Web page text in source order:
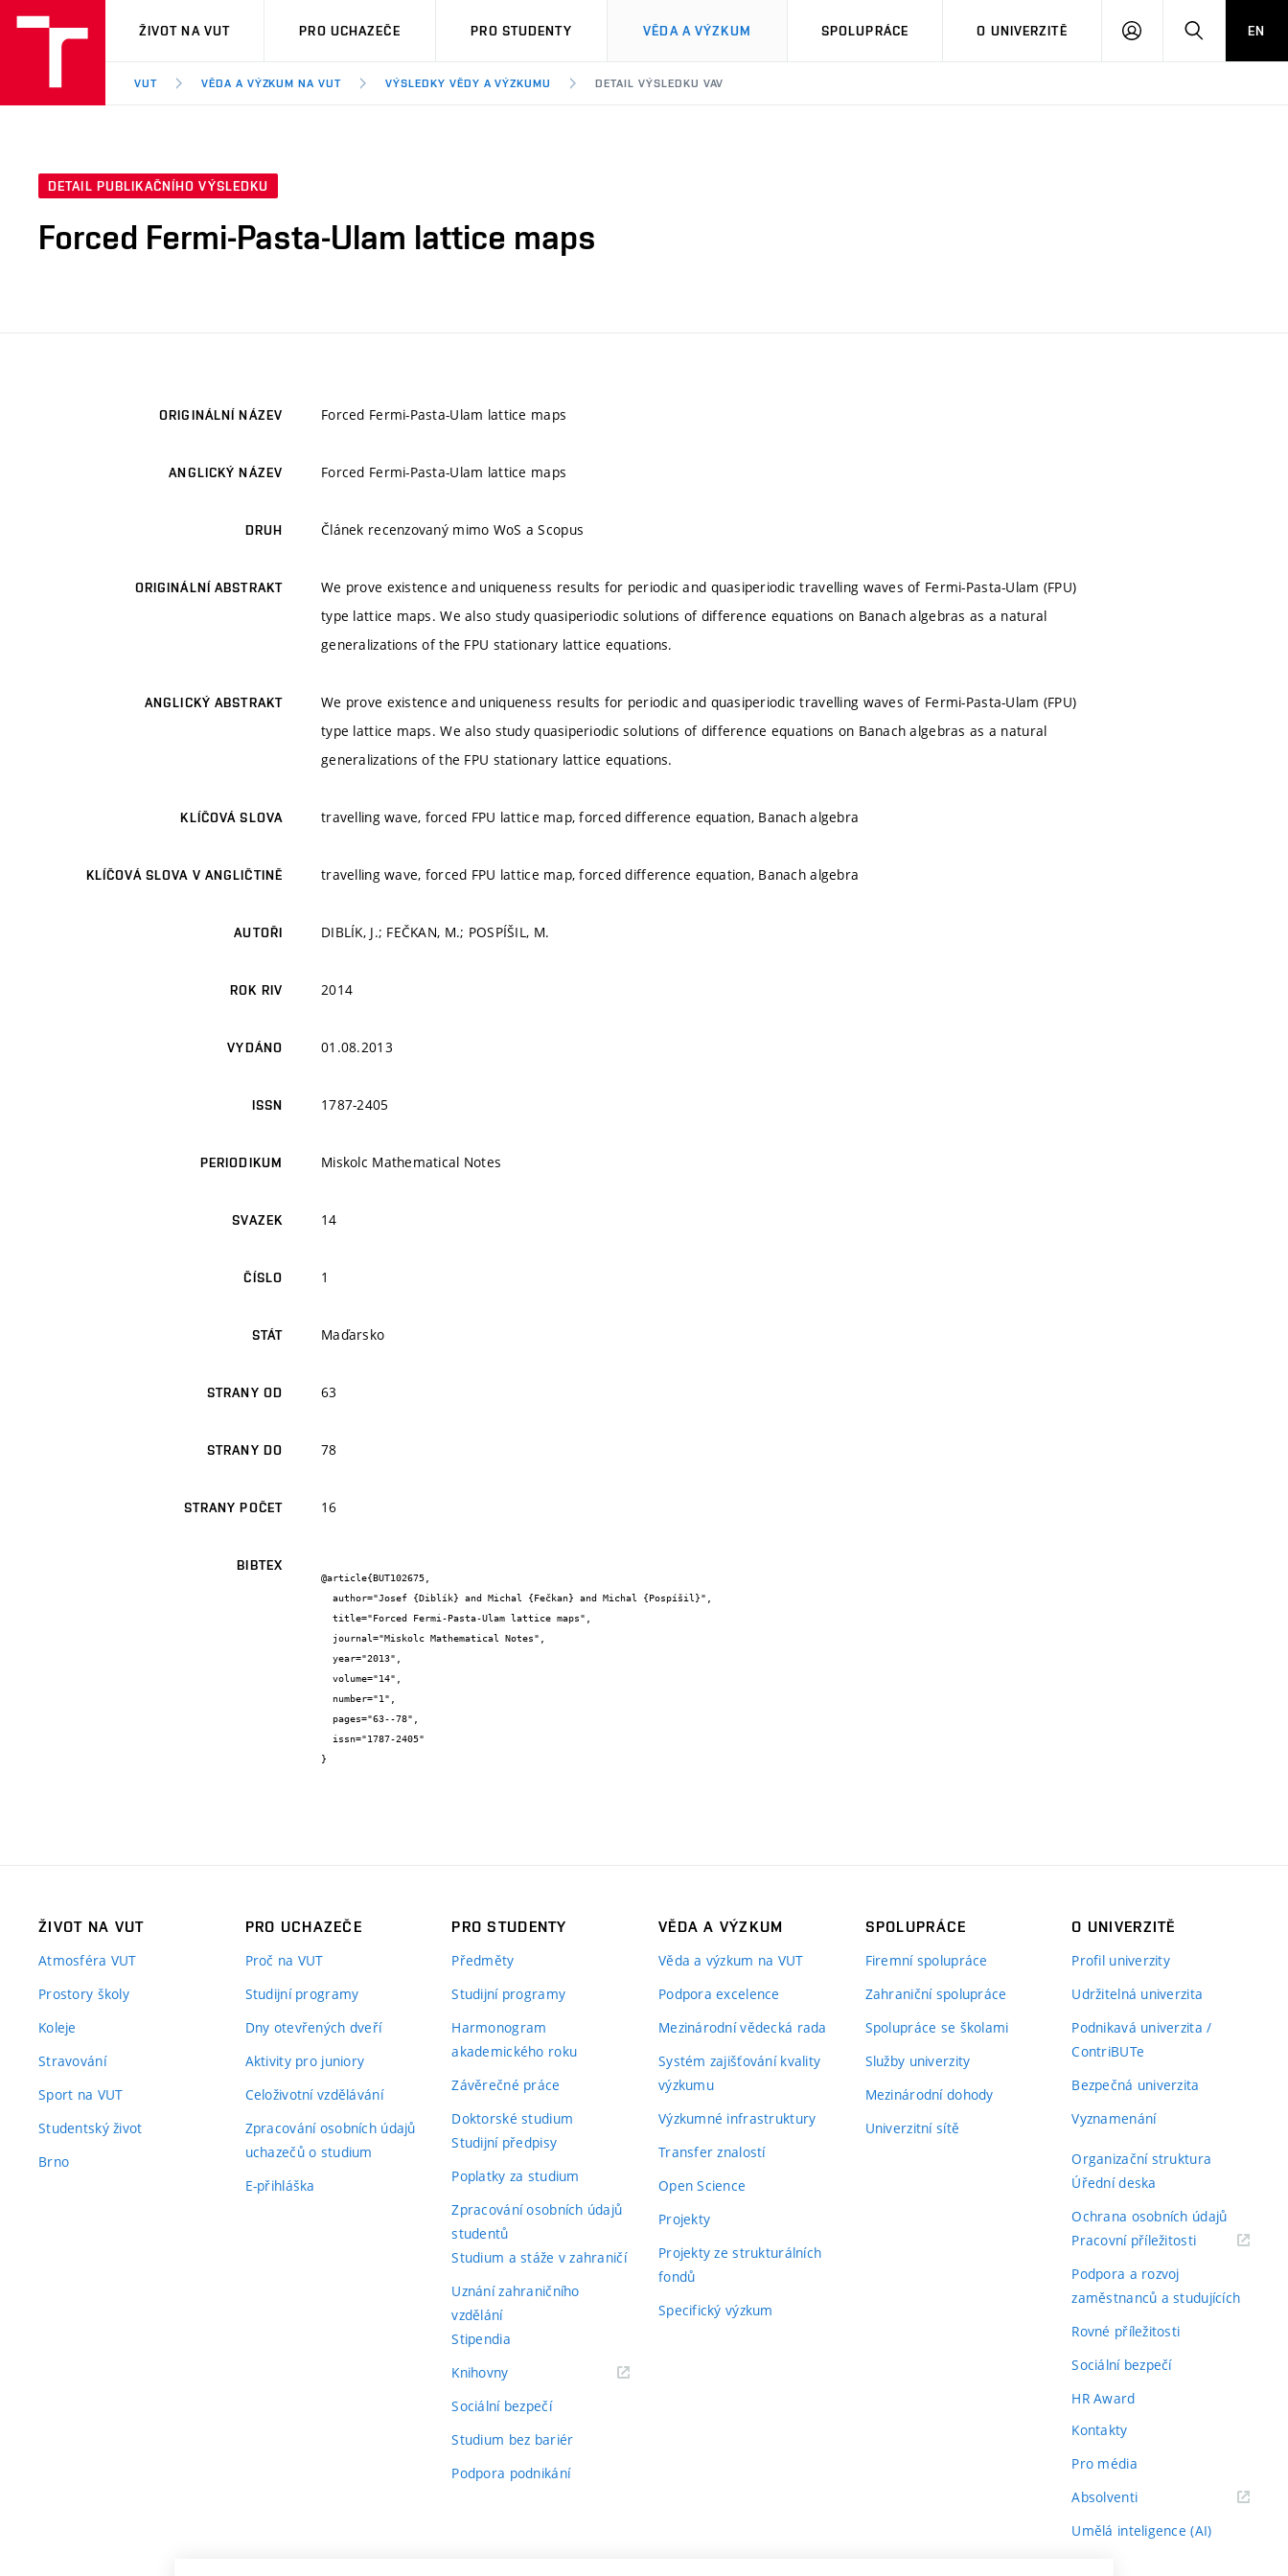
VUT
ŽIVOT NA VUT PRO UCHAZEČE PRO STUDENTY VĚDA A VÝZKUM SPOLUPRÁCE O UNIVERZITĚ
PŘIHLÁSIT HLEDATEN
VUT VĚDA A VÝZKUM NA VUT VÝSLEDKY VĚDY A VÝZKUMU DETAIL VÝSLEDKU VAV
DETAIL PUBLIKAČNÍHO VÝSLEDKU
Forced Fermi-Pasta-Ulam lattice maps
ORIGINÁLNÍ NÁZEV Forced Fermi-Pasta-Ulam lattice maps
ANGLICKÝ NÁZEV Forced Fermi-Pasta-Ulam lattice maps
DRUH Článek recenzovaný mimo WoS a Scopus
ORIGINÁLNÍ ABSTRAKT
We prove existence and uniqueness results for periodic and quasiperiodic travelling waves of Fermi-Pasta-Ulam (FPU)
type lattice maps. We also study quasiperiodic solutions of difference equations on Banach algebras as a natural
generalizations of the FPU stationary lattice equations.
ANGLICKÝ ABSTRAKT
We prove existence and uniqueness results for periodic and quasiperiodic travelling waves of Fermi-Pasta-Ulam (FPU)
type lattice maps. We also study quasiperiodic solutions of difference equations on Banach algebras as a natural
generalizations of the FPU stationary lattice equations.
KLÍČOVÁ SLOVA travelling wave, forced FPU lattice map, forced difference equation, Banach algebra
KLÍČOVÁ SLOVA V ANGLIČTINĚ travelling wave, forced FPU lattice map, forced difference equation, Banach algebra
AUTOŘI DIBLÍK, J.; FEČKAN, M.; POSPÍŠIL, M.
ROK RIV 2014
VYDÁNO 01.08.2013
ISSN 1787-2405
PERIODIKUM Miskolc Mathematical Notes
SVAZEK 14
ČÍSLO 1
STÁT Maďarsko
STRANY OD 63
STRANY DO 78
STRANY POČET 16
BIBTEX
@article{BUT102675,
}
ŽIVOT NA VUT
Atmosféra VUT
Prostory školy
Koleje
Stravování
Sport na VUT
Studentský život
Brno
PRO UCHAZEČE
Proč na VUT
Studijní programy
Dny otevřených dveří
Aktivity pro juniory
Celoživotní vzdělávání
Zpracování osobních údajů
uchazečů o studium
E-přihláška
PRO STUDENTY
Předměty
Studijní programy
Harmonogram
akademického roku
Závěrečné práce
Doktorské studium
Studijní předpisy
Poplatky za studium
Zpracování osobních údajů
studentů
Studium a stáže v zahraničí
Uznání zahraničního
vzdělání
Stipendia
Knihovny(externí
Sociální bezpečí
Studium bez bariér
Podpora podnikání
VĚDA A VÝZKUM
Věda a výzkum na VUT
Podpora excelence
Mezinárodní vědecká rada
Systém zajišťování kvality
výzkumu
Výzkumné infrastruktury
Transfer znalostí
Open Science
Projekty
Projekty ze strukturálních
fondů
Specifický výzkum
SPOLUPRÁCE
Firemní spolupráce
Zahraniční spolupráce
Spolupráce se školami
Služby univerzity
Mezinárodní dohody
Univerzitní sítě
O UNIVERZITĚ
Profil univerzity
Udržitelná univerzita
Podnikavá univerzita /
ContriBUTe
Bezpečná univerzita
Vyznamenání
Organizační struktura
Úřední deska
Ochrana osobních údajů
Pracovní příležitosti(externí
Podpora a rozvoj
zaměstnanců a studujících
Rovné příležitosti
Sociální bezpečí
HR Award
Kontakty
Pro média
Absolventi(externí
Umělá inteligence (AI)